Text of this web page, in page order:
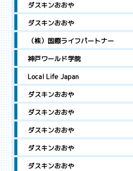
ダスキンおおや
ダスキンおおや
（株）国際ライフパートナー
神戸ワールド学院
Local Life Japan
ダスキンおおや
ダスキンおおや
ダスキンおおや
ダスキンおおや
ダスキンおおや